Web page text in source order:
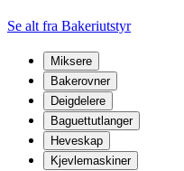
Se alt fra Bakeriutstyr
Miksere
Bakerovner
Deigdelere
Baguettutlanger
Heveskap
Kjevlemaskiner